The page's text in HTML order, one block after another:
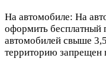
На автомобиле: На
оформить бесплатный
автомобилей свыше
территорию запрещен